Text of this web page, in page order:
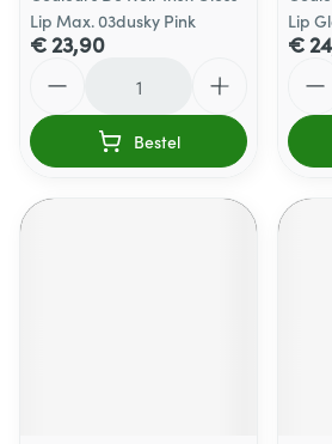
Lip Max. 03dusky Pink
€ 23,90
Bestel
Lip
€